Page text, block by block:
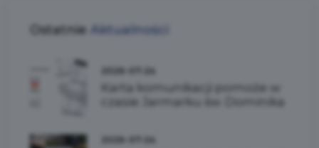
Ostatnie Aktualności
Karta komunikacji pomoże w
czasie Jarmarku św. Dominika